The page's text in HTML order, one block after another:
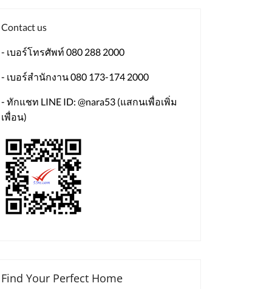
Contact us
- เบอร์โทรศัพท์ 080 288 2000
- เบอร์สำนักงาน 080 173-174 2000
- ทักแชท LINE ID: @nara53 (แสกนเพื่อเพิ่ม
เพื่อน)
Find Your Perfect Home